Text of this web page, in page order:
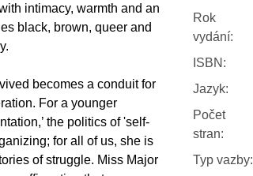
intimacy, warmth and an
black, brown, queer and
becomes a conduit for
For a younger
the politics of 'self-
for all of us, she is
of struggle. Miss Major
Rok
vydání:
ISBN :
Jazyk:
Počet
stran:
Typ vazby: